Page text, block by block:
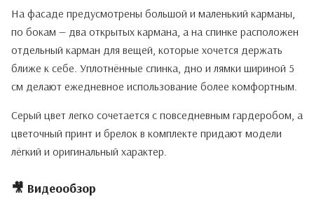
На фасаде предусмотрены большой и маленький карманы,
по бокам — два открытых кармана, а на спинке расположен
отдельный карман для вещей, которые хочется держать
ближе к себе. Уплотнённые спинка, дно и лямки шириной 5
см делают ежедневное использование более комфортным.
Серый цвет легко сочетается с повседневным гардеробом, а
цветочный принт и брелок в комплекте придают модели
лёгкий и оригинальный характер.
🎥 Видеообзор